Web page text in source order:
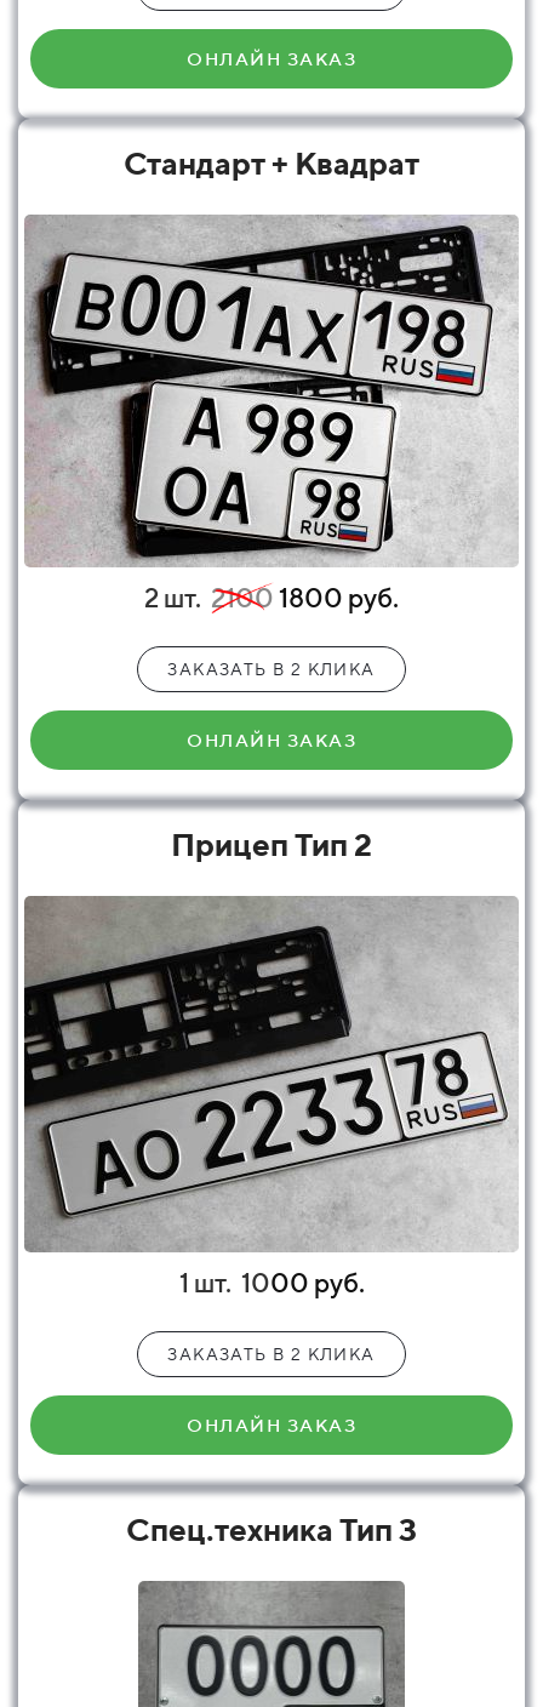
ОНЛАЙН ЗАКАЗ
Стандарт + Квадрат
2 шт. 21001800 руб.
ЗАКАЗАТЬ В 2 КЛИКА
ОНЛАЙН ЗАКАЗ
Прицеп Тип 2
1 шт. 1000 руб.
ЗАКАЗАТЬ В 2 КЛИКА
ОНЛАЙН ЗАКАЗ
Спец.техника Тип 3